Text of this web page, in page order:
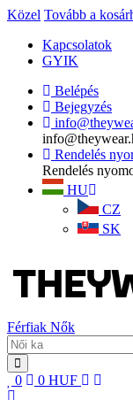
Közel Tovább a
Kapcsolatok
GYIK
Belépés
Bejegyzés
Rendelés
Rendelés
HU
CZ
SK
Férfiak Nők
0 0 HUF